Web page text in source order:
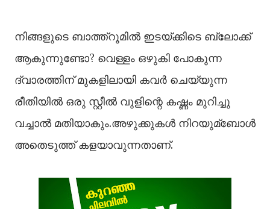
നിങ്ങളുടെ ബാത്ത്റൂമില്‍ ഇടയ്ക്കിടെ ബ്ലോക്ക്
ആകുന്നുണ്ടോ? വെള്ളം ഒഴുകി പോകുന്ന
ദ്വാരത്തിന് മുകളിലായി കവര്‍ ചെയ്യുന്ന
രീതിയില്‍ ഒരു സ്റ്റീല്‍ വുളിന്റെ കഷ്ണം മുറിച്ചു
വച്ചാല്‍ മതിയാകും.അഴുക്കുകള്‍ നിറയുമ്ബോള്‍
അതെടുത്ത് കളയാവുന്നതാണ്.